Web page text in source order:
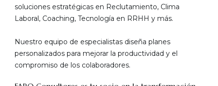
soluciones estratégicas en Reclutamiento, Clima
Laboral, Coaching, Tecnología en RRHH y más.
Nuestro equipo de especialistas diseña planes
personalizados para mejorar la productividad y el
compromiso de los colaboradores.